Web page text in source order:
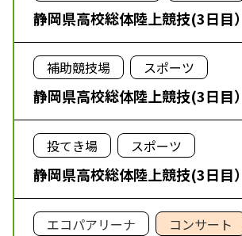
静岡県高校総体陸上競技(3日目）
補助競技場 スポーツ
静岡県高校総体陸上競技(3日目）
投てき場 スポーツ
静岡県高校総体陸上競技(3日目）
エコパアリーナ コンサート